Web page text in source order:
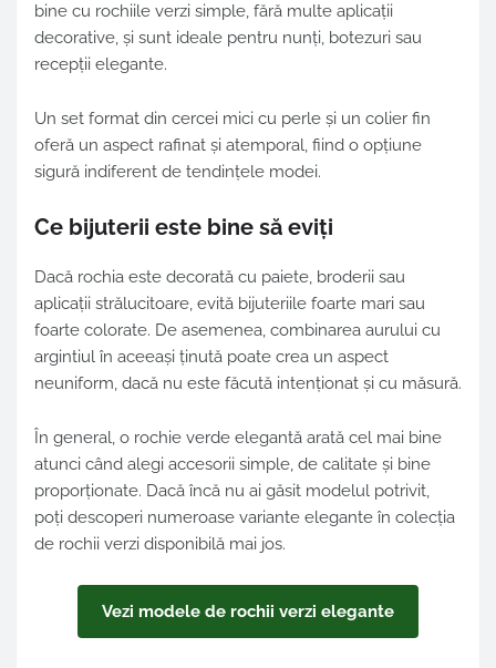
bine cu rochiile verzi simple, fără multe aplicații
decorative, și sunt ideale pentru nunți, botezuri sau
recepții elegante.
Un set format din cercei mici cu perle și un colier fin
oferă un aspect rafinat și atemporal, fiind o opțiune
sigură indiferent de tendințele modei.
Ce bijuterii este bine să eviți
Dacă rochia este decorată cu paiete, broderii sau
aplicații strălucitoare, evită bijuteriile foarte mari sau
foarte colorate. De asemenea, combinarea aurului cu
argintiul în aceeași ținută poate crea un aspect
neuniform, dacă nu este făcută intenționat și cu măsură.
În general, o rochie verde elegantă arată cel mai bine
atunci când alegi accesorii simple, de calitate și bine
proporționate. Dacă încă nu ai găsit modelul potrivit,
poți descoperi numeroase variante elegante în colecția
de rochii verzi disponibilă mai jos.
Vezi modele de rochii verzi elegante